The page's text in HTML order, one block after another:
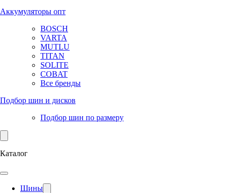
Аккумуляторы опт
BOSCH
VARTA
MUTLU
TITAN
SOLITE
COBAT
Все бренды
Подбор шин и дисков
Подбор шин по размеру
Каталог
Шины